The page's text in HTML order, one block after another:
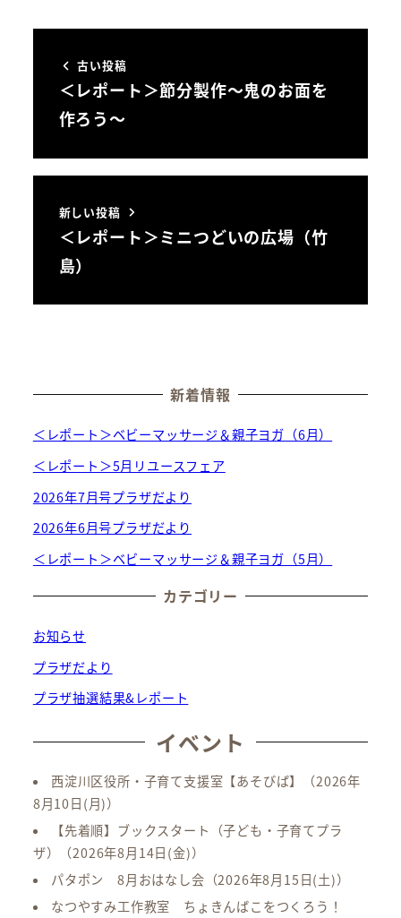
古い投稿
＜レポート＞節分製作～鬼のお面を
作ろう～
新しい投稿
＜レポート＞ミニつどいの広場（竹
島）
新着情報
＜レポート＞ベビーマッサージ＆親子ヨガ（6月）
＜レポート＞5月リユースフェア
2026年7月号プラザだより
2026年6月号プラザだより
＜レポート＞ベビーマッサージ＆親子ヨガ（5月）
カテゴリー
お知らせ
プラザだより
プラザ抽選結果&レポート
イベント
西淀川区役所・子育て支援室【あそびば】
（2026年
8月10日(月)）
【先着順】ブックスタート（子ども・子育てプラ
ザ）
（2026年8月14日(金)）
パタポン 8月おはなし会 （2026年8月15日(土)）
なつやすみ工作教室 ちょきんばこをつくろう！